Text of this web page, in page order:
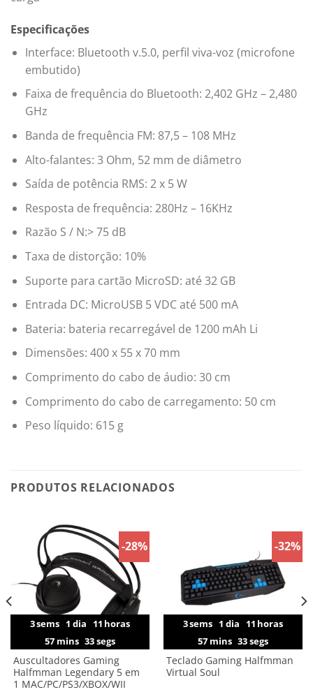
Especificações
Interface: Bluetooth v.5.0, perfil viva-voz (microfone
embutido)
Faixa de frequência do Bluetooth: 2,402 GHz – 2,480
GHz
Banda de frequência FM: 87,5 – 108 MHz
Alto-falantes: 3 Ohm, 52 mm de diâmetro
Saída de potência RMS: 2 x 5 W
Resposta de frequência: 280Hz – 16KHz
Razão S / N:> 75 dB
Taxa de distorção: 10%
Suporte para cartão MicroSD: até 32 GB
Entrada DC: MicroUSB 5 VDC até 500 mA
Bateria: bateria recarregável de 1200 mAh Li
Dimensões: 400 x 55 x 70 mm
Comprimento do cabo de áudio: 30 cm
Comprimento do cabo de carregamento: 50 cm
Peso líquido: 615 g
PRODUTOS RELACIONADOS
-28%
3sems 1 dia 11 horas
57 mins 33segs
Auscultadores Gaming
Halfmman Legendary 5 em
1 MAC/PC/PS3/XBOX/WII
-32%
3sems 1 dia 11 horas
57 mins 33segs
Teclado Gaming Halfmman
Virtual Soul